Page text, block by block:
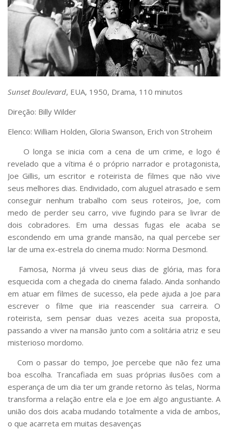
Sunset Boulevard, EUA, 1950, Drama, 110 minutos
Direção: Billy Wilder
Elenco: William Holden, Gloria Swanson, Erich von Stroheim
O longa se inicia com a cena de um crime, e logo é
revelado que a vítima é o próprio narrador e protagonista,
Joe Gillis, um escritor e roteirista de filmes que não vive
seus melhores dias. Endividado, com aluguel atrasado e sem
conseguir nenhum trabalho com seus roteiros, Joe, com
medo de perder seu carro, vive fugindo para se livrar de
dois cobradores. Em uma dessas fugas ele acaba se
escondendo em uma grande mansão, na qual percebe ser
lar de uma ex-estrela do cinema mudo: Norma Desmond.
Famosa, Norma já viveu seus dias de glória, mas fora
esquecida com a chegada do cinema falado. Ainda sonhando
em atuar em filmes de sucesso, ela pede ajuda a Joe para
escrever o filme que iria reascender sua carreira. O
roteirista, sem pensar duas vezes aceita sua proposta,
passando a viver na mansão junto com a solitária atriz e seu
misterioso mordomo.
Com o passar do tempo, Joe percebe que não fez uma
boa escolha. Trancafiada em suas próprias ilusões com a
esperança de um dia ter um grande retorno às telas, Norma
transforma a relação entre ela e Joe em algo angustiante. A
união dos dois acaba mudando totalmente a vida de ambos,
o que acarreta em muitas desavenças